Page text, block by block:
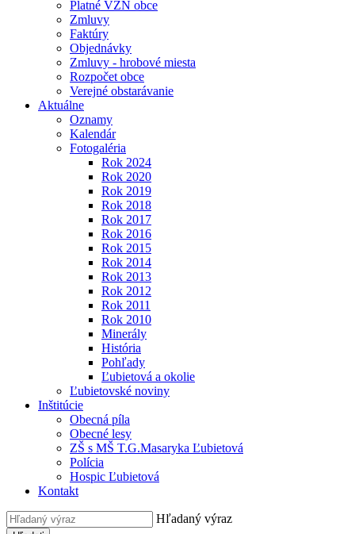
Platné VZN obce
Zmluvy
Faktúry
Objednávky
Zmluvy - hrobové miesta
Rozpočet obce
Verejné obstarávanie
Aktuálne
Oznamy
Kalendár
Fotogaléria
Rok 2024
Rok 2020
Rok 2019
Rok 2018
Rok 2017
Rok 2016
Rok 2015
Rok 2014
Rok 2013
Rok 2012
Rok 2011
Rok 2010
Minerály
História
Pohľady
Ľubietová a okolie
Ľubietovské noviny
Inštitúcie
Obecná píla
Obecné lesy
ZŠ s MŠ T.G.Masaryka Ľubietová
Polícia
Hospic Ľubietová
Kontakt
Hľadaný výraz